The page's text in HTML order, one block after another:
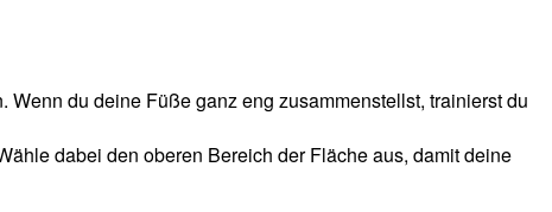
Wenn du deine Füße ganz eng zusammenstellst, trainierst du
dabei den oberen Bereich der Fläche aus, damit deine